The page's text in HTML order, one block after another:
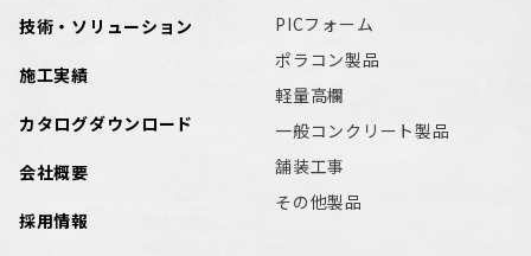
技術・ソリューション
施工実績
カタログダウンロード
会社概要
採用情報
PICフォーム
ポラコン製品
軽量高欄
一般コンクリート製品
舗装工事
その他製品